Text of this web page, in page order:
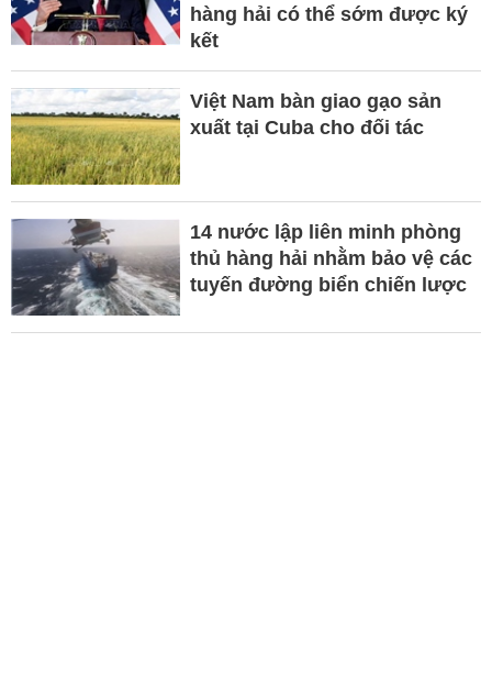
hàng hải có thể sớm được ký
kết
Việt Nam bàn giao gạo sản
xuất tại Cuba cho đối tác
14 nước lập liên minh phòng
thủ hàng hải nhằm bảo vệ các
tuyến đường biển chiến lược